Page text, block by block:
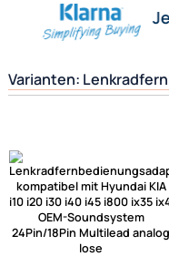
Herstellerinformationen
passende Produkte
Ähnliche Produkte anzeigen
Frage zum Artikel stellen